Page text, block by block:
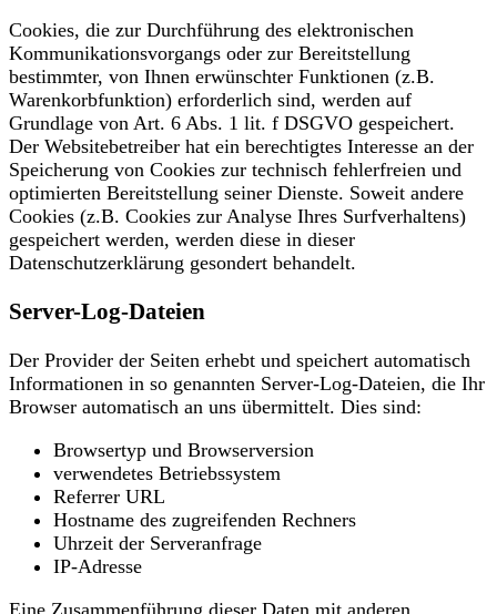
Cookies, die zur Durchführung des elektronischen
Kommunikationsvorgangs oder zur Bereitstellung
bestimmter, von Ihnen erwünschter Funktionen (z.B.
Warenkorbfunktion) erforderlich sind, werden auf
Grundlage von Art. 6 Abs. 1 lit. f DSGVO gespeichert.
Der Websitebetreiber hat ein berechtigtes Interesse an der
Speicherung von Cookies zur technisch fehlerfreien und
optimierten Bereitstellung seiner Dienste. Soweit andere
Cookies (z.B. Cookies zur Analyse Ihres Surfverhaltens)
gespeichert werden, werden diese in dieser
Datenschutzerklärung gesondert behandelt.
Server-Log-Dateien
Der Provider der Seiten erhebt und speichert automatisch
Informationen in so genannten Server-Log-Dateien, die Ihr
Browser automatisch an uns übermittelt. Dies sind:
Browsertyp und Browserversion
verwendetes Betriebssystem
Referrer URL
Hostname des zugreifenden Rechners
Uhrzeit der Serveranfrage
IP-Adresse